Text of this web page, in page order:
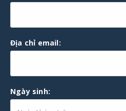
Địa chỉ email:
Ngày sinh: